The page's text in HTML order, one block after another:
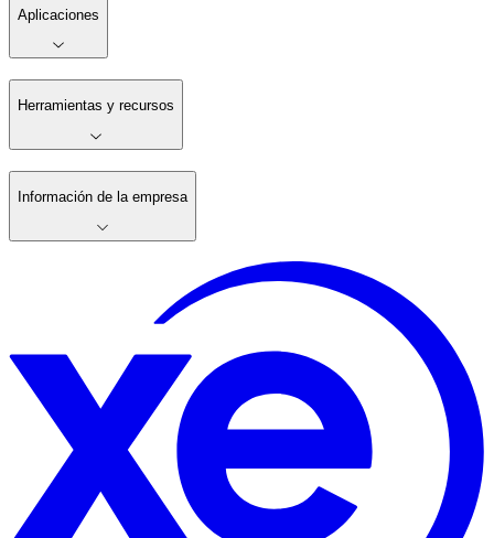
Aplicaciones
Herramientas y recursos
Información de la empresa